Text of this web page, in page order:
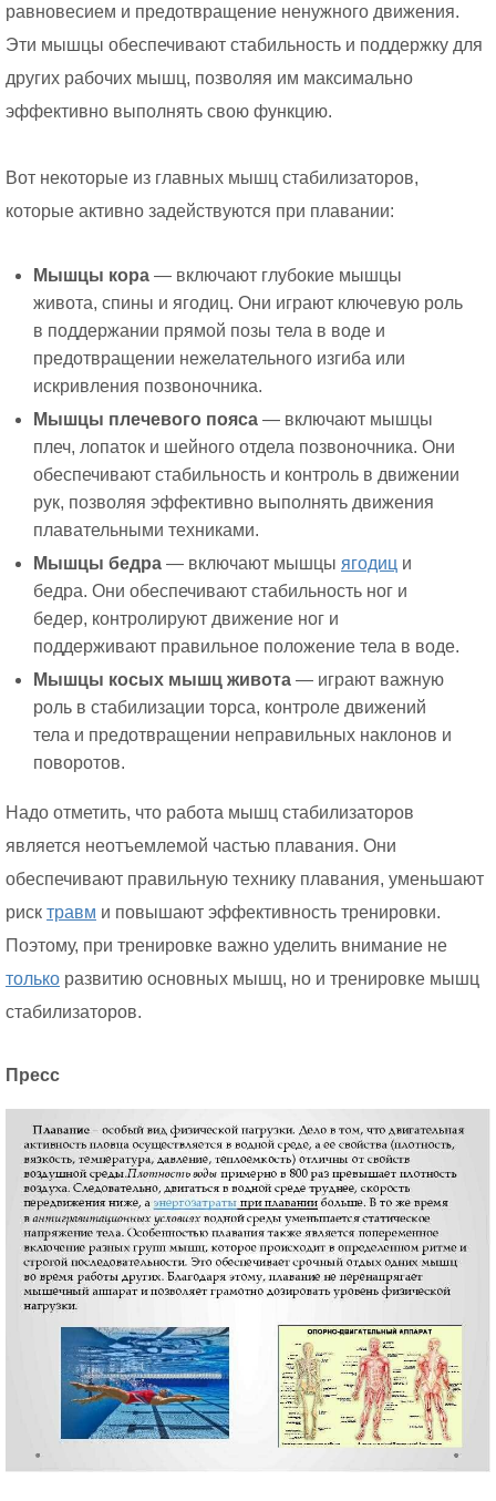
равновесием и предотвращение ненужного движения.
Эти мышцы обеспечивают стабильность и поддержку для
других рабочих мышц, позволяя им максимально
эффективно выполнять свою функцию.
Вот некоторые из главных мышц стабилизаторов,
которые активно задействуются при плавании:
Мышцы кора — включают глубокие мышцы
живота, спины и ягодиц. Они играют ключевую роль
в поддержании прямой позы тела в воде и
предотвращении нежелательного изгиба или
искривления позвоночника.
Мышцы плечевого пояса — включают мышцы
плеч, лопаток и шейного отдела позвоночника. Они
обеспечивают стабильность и контроль в движении
рук, позволяя эффективно выполнять движения
плавательными техниками.
Мышцы бедра — включают мышцы ягодиц и
бедра. Они обеспечивают стабильность ног и
бедер, контролируют движение ног и
поддерживают правильное положение тела в воде.
Мышцы косых мышц живота — играют важную
роль в стабилизации торса, контроле движений
тела и предотвращении неправильных наклонов и
поворотов.
Надо отметить, что работа мышц стабилизаторов
является неотъемлемой частью плавания. Они
обеспечивают правильную технику плавания, уменьшают
риск травм и повышают эффективность тренировки.
Поэтому, при тренировке важно уделить внимание не
только развитию основных мышц, но и тренировке мышц
стабилизаторов.
Пресс